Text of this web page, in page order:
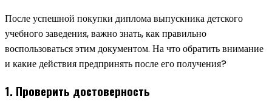
После успешной покупки диплома выпускника детского
учебного заведения, важно знать, как правильно
воспользоваться этим документом. На что обратить внимание
и какие действия предпринять после его получения?
1. Проверить достоверность